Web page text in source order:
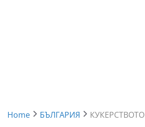
Home БЪЛГАРИЯ КУКЕРСТВОТО